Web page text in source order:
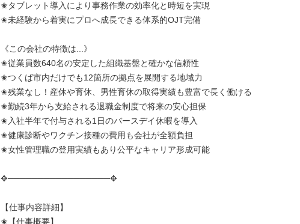
✬タブレット導入により事務作業の効率化と時短を実現
✬未経験から着実にプロへ成長できる体系的OJT完備
《この会社の特徴は...》
✬従業員数640名の安定した組織基盤と確かな信頼性
✬つくば市内だけでも12箇所の拠点を展開する地域力
✬残業なし！産休や育休、男性育休の取得実績も豊富で長く働ける
✬勤続3年から支給される退職金制度で将来の安心担保
✬入社半年で付与される1日のバースデイ休暇を導入
✬健康診断やワクチン接種の費用も会社が全額負担
✬女性管理職の登用実績もあり公平なキャリア形成可能
✥─────────────────✥
【仕事内容詳細】
✬【仕事概要】